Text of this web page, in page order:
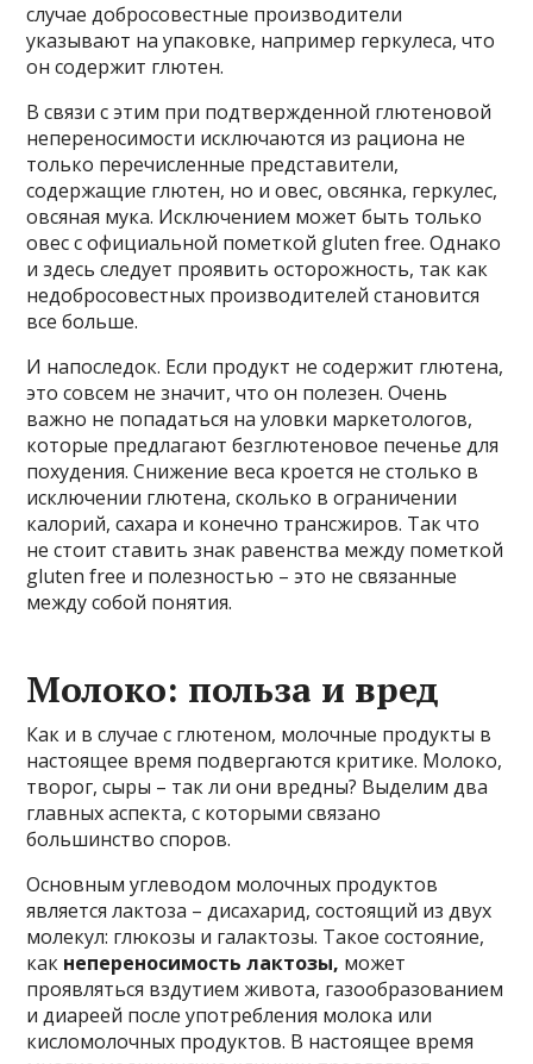
случае добросовестные производители
указывают на упаковке, например геркулеса, что
он содержит глютен.
В связи с этим при подтвержденной глютеновой
непереносимости исключаются из рациона не
только перечисленные представители,
содержащие глютен, но и овес, овсянка, геркулес,
овсяная мука. Исключением может быть только
овес с официальной пометкой gluten free. Однако
и здесь следует проявить осторожность, так как
недобросовестных производителей становится
все больше.
И напоследок. Если продукт не содержит глютена,
это совсем не значит, что он полезен. Очень
важно не попадаться на уловки маркетологов,
которые предлагают безглютеновое печенье для
похудения. Снижение веса кроется не столько в
исключении глютена, сколько в ограничении
калорий, сахара и конечно трансжиров. Так что
не стоит ставить знак равенства между пометкой
gluten free и полезностью – это не связанные
между собой понятия.
Молоко: польза и вред
Как и в случае с глютеном, молочные продукты в
настоящее время подвергаются критике. Молоко,
творог, сыры – так ли они вредны? Выделим два
главных аспекта, с которыми связано
большинство споров.
Основным углеводом молочных продуктов
является лактоза – дисахарид, состоящий из двух
молекул: глюкозы и галактозы. Такое состояние,
как непереносимость лактозы, может
проявляться вздутием живота, газообразованием
и диареей после употребления молока или
кисломолочных продуктов. В настоящее время